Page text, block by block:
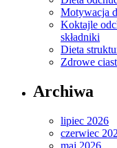
Motywacja
Koktajle
składniki
Dieta
Zdrowe
Archiwa
lipiec 2026
czerwiec
maj 2026